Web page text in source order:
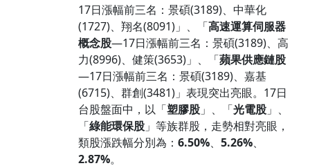
17日漲幅前三名：景碩(3189)、中華化
(1727)、翔名(8091)」、「高速運算伺服器
概念股—17日漲幅前三名：景碩(3189)、高
力(8996)、健策(3653)」、「蘋果供應鏈股
—17日漲幅前三名：景碩(3189)、嘉基
(6715)、群創(3481)」表現突出亮眼。17日
台股盤面中，以「塑膠股」、「光電股」、
「綠能環保股」等族群股，走勢相對亮眼，
類股漲跌幅分別為： 6.50%、 5.26%、
2.87%。